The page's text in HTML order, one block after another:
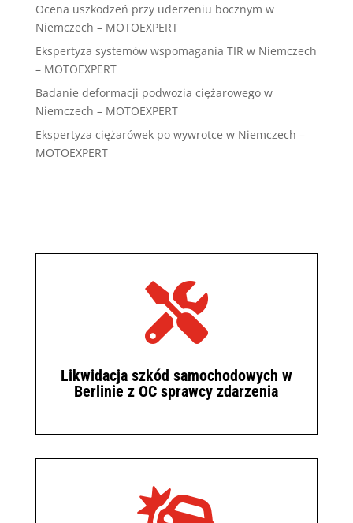
Ocena uszkodzeń przy uderzeniu bocznym w
Niemczech – MOTOEXPERT
Ekspertyza systemów wspomagania TIR w Niemczech
– MOTOEXPERT
Badanie deformacji podwozia ciężarowego w
Niemczech – MOTOEXPERT
Ekspertyza ciężarówek po wywrotce w Niemczech –
MOTOEXPERT

Likwidacja szkód samochodowych w
Berlinie z OC sprawcy zdarzenia